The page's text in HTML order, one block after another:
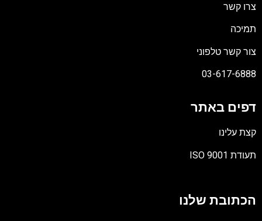
צרו קשר
תמיכה
צור קשר טלפוני
03-617-6888
דפים באתר
קצת עלינו
תעודת ISO 9001
PDF
הכתובת שלנו